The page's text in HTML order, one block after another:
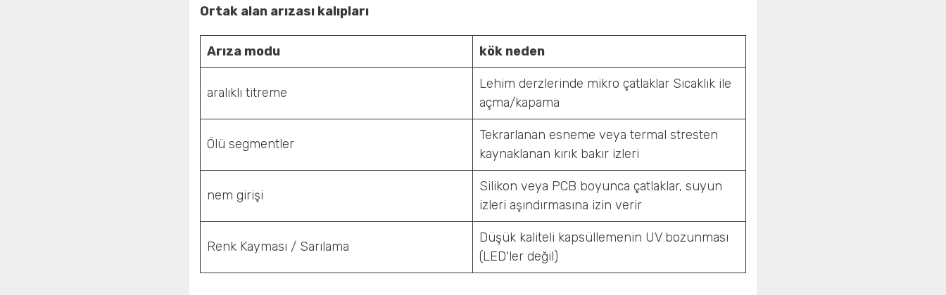
Ortak alan arızası kalıpları
Arıza modu kök neden
aralıklı titreme
Lehim derzlerinde mikro çatlaklar Sıcaklık ile
açma/kapama
Ölü segmentler
Tekrarlanan esneme veya termal stresten
kaynaklanan kırık bakır izleri
nem girişi
Silikon veya PCB boyunca çatlaklar, suyun
izleri aşındırmasına izin verir
Renk Kayması / Sarılama
Düşük kaliteli kapsüllemenin UV bozunması
(LED'ler değil)